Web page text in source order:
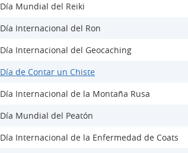
Día Mundial del Reiki
Día Internacional del Ron
Día Internacional del Geocaching
Día de Contar un Chiste
Día Internacional de la Montaña Rusa
Día Mundial del Peatón
Día Internacional de la Enfermedad de Coats